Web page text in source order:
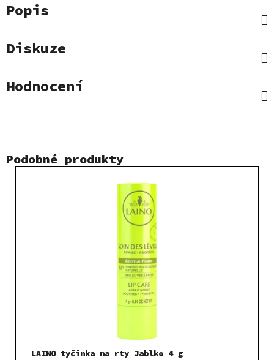
Popis
Diskuze
Hodnocení
Podobné produkty
LAINO tyčinka na rty Jablko 4 g